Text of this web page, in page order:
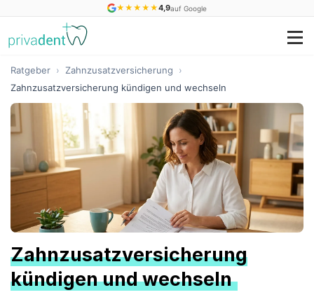
★ ★ ★ ★ ★4,9auf Google
Ratgeber › Zahnzusatzversicherung
›
Zahnzusatzversicherung kündigen und wechseln
Zahnzusatzversicherung
kündigen und wechseln